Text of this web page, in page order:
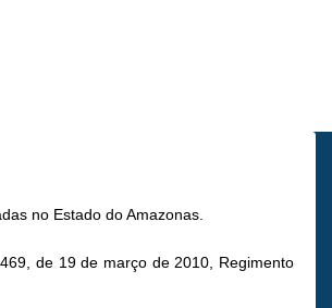
no Estado do Amazonas.
de 19 de março de 2010, Regimento